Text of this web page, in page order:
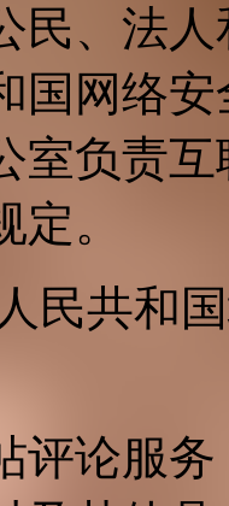
民、法
国网络
室负责
。
民共和
评论服